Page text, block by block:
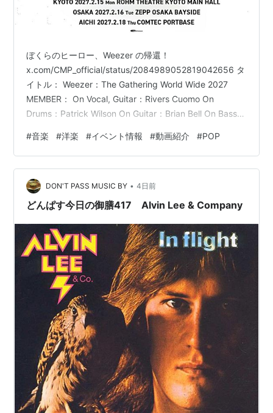
ぼくらのヒーロー、Weezer の帰還！
x.com/CMP_official/status/2084989052819042656 タ
イトル： Weezer：The Gathering World Wide 2027
MEMBER： On Vocal, Guitar：Rivers Cuomo On
Drums：Patrick Wilson On Guitar：Brian Bell On Bass：
京ガーデン・シアター 2027年2月13日(土) / 東京 / 東京
ガーデン・シアター 2027年2月15日(月)…
#音楽 #洋楽 #イベント情報 #動画紹介 #POP
DON'T PASS MUSIC BY • 4日前
どんぱす今日の御膳417 Alvin Lee & Company